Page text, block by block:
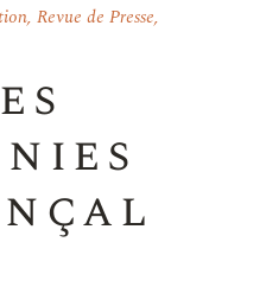
, Revue de Presse,